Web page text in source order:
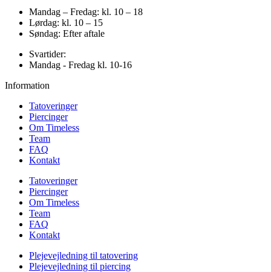
Mandag – Fredag: kl. 10 – 18
Lørdag: kl. 10 – 15
Søndag: Efter aftale
Svartider:
Mandag - Fredag kl. 10-16
Information
Tatoveringer
Piercinger
Om Timeless
Team
FAQ
Kontakt
Tatoveringer
Piercinger
Om Timeless
Team
FAQ
Kontakt
Plejevejledning til tatovering
Plejevejledning til piercing